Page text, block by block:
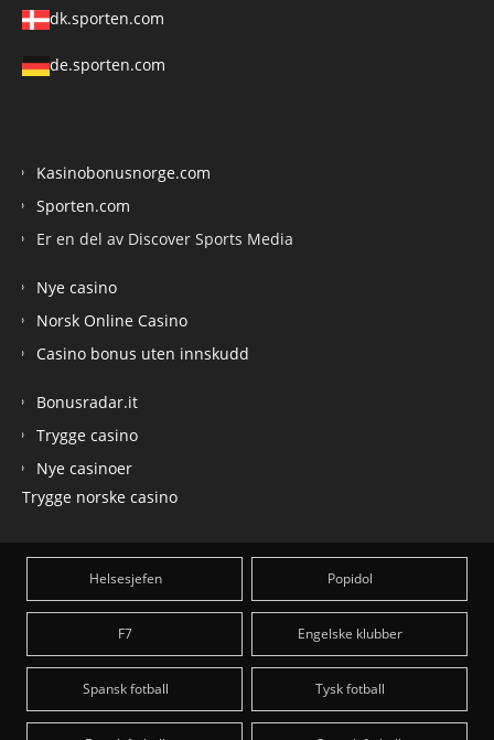
dk.sporten.com
de.sporten.com
Kasinobonusnorge.com
Sporten.com
Er en del av Discover Sports Media
Nye casino
Norsk Online Casino
Casino bonus uten innskudd
Bonusradar.it
Trygge casino
Nye casinoer
Trygge norske casino
Helsesjefen Popidol
F7 Engelske klubber
Spansk fotball Tysk fotball